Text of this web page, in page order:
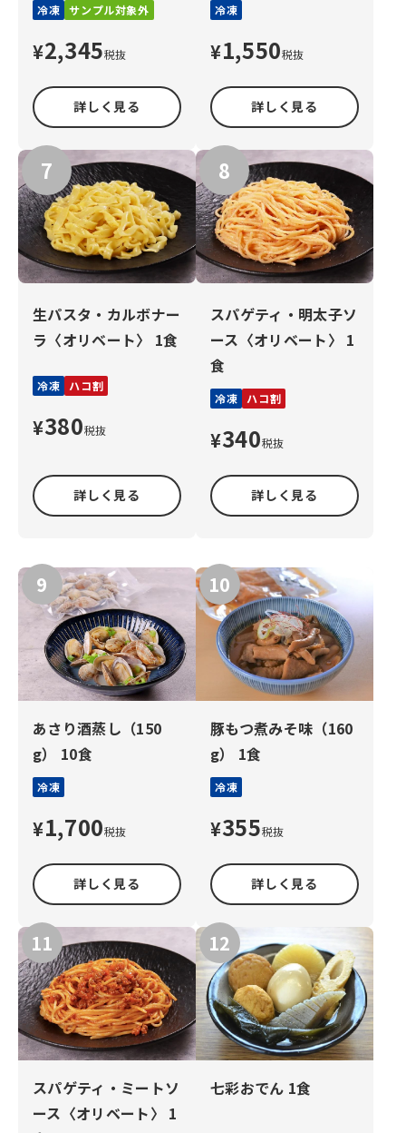
冷凍 サンプル対象外
¥2,345税抜
詳しく見る
冷凍
¥1,550税抜
詳しく見る
生パスタ・カルボナー
ラ〈オリベート〉 1食
冷凍 ハコ割
¥380税抜
詳しく見る
スパゲティ・明太子ソ
ース〈オリベート〉 1
食
冷凍 ハコ割
¥340税抜
詳しく見る
あさり酒蒸し（150
g） 10食
冷凍
¥1,700税抜
詳しく見る
豚もつ煮みそ味（160
g） 1食
冷凍
¥355税抜
詳しく見る
スパゲティ・ミートソ
ース〈オリベート〉 1
七彩おでん 1食